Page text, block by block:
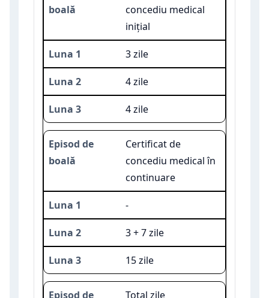
concediu medical
inițial
3 zile
4 zile
4 zile
Certificat de
concediu medical în
continuare
-
3 + 7 zile
15 zile
Total zile